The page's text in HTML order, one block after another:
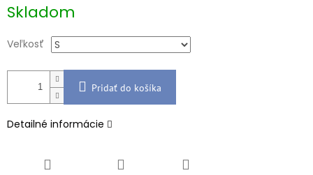
cena:
Skladom
Veľkosť
Pridať do košíka
Detailné informácie